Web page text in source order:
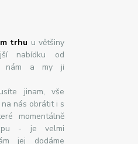
trhu u většiny
nabídku od
nám a my ji
jinam, vše
nás obrátit i s
momentálně
- je velmi
jej dodáme